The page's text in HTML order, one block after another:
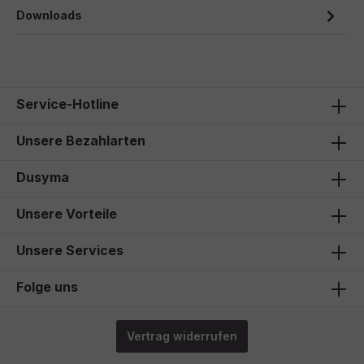
Downloads
Service-Hotline
Unsere Bezahlarten
Dusyma
Unsere Vorteile
Unsere Services
Folge uns
Vertrag widerrufen